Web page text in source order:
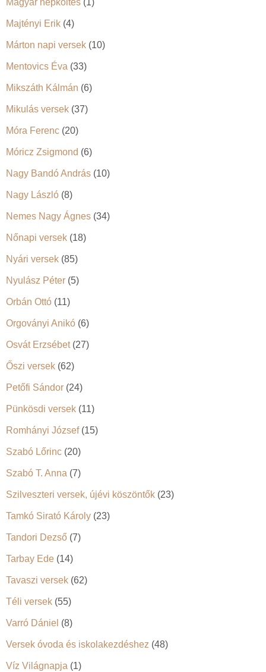
Majtényi Erik (4)
Márton napi versek (10)
Mentovics Éva (33)
Mikszáth Kálmán (6)
Mikulás versek (37)
Móra Ferenc (20)
Móricz Zsigmond (6)
Nagy Bandó András (10)
Nagy László (8)
Nemes Nagy Ágnes (34)
Nőnapi versek (18)
Nyári versek (85)
Nyulász Péter (5)
Orbán Ottó (11)
Orgoványi Anikó (6)
Osvát Erzsébet(27)
Őszi versek (62)
Petőfi Sándor (24)
Pünkösdi versek (11)
Romhányi József(15)
Szabó Lőrinc (20)
Szabó T. Anna (7)
Szilveszteri versek, újévi köszöntők (23)
Tamkó Sirató Károly (23)
Tandori Dezső (7)
Tarbay Ede (14)
Tavaszi versek (62)
Téli versek (55)
Varró Dániel (8)
Versek óvoda és iskolakezdéshez (48)
Víz Világnapja (1)